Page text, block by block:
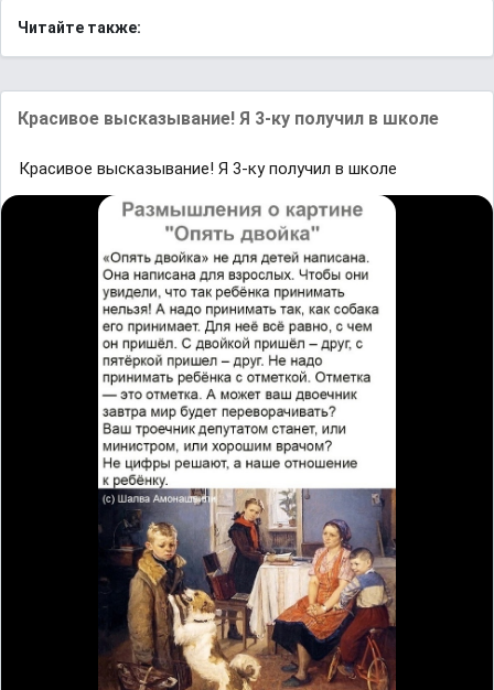
Читайте также:
Красивое высказывание! Я 3-ку получил в школе
Красивое высказывание! Я 3-ку получил в школе